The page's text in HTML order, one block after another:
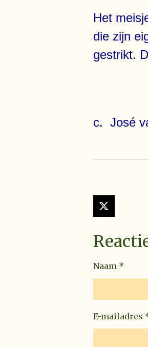
Het
die zijn
gestrikt.
c. José
X
Naam *
E-mailadres